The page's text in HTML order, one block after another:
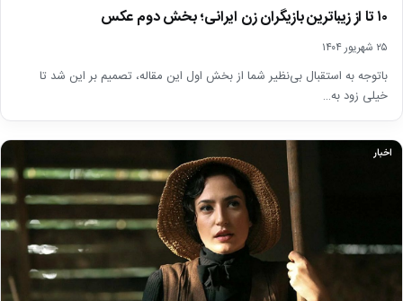
۱۰ تا از زیباترین بازیگران زن ایرانی؛ بخش دوم عکس
۲۵ شهریور ۱۴۰۴
باتوجه به استقبال بی‌نظیر شما از بخش اول این مقاله، تصمیم بر این شد تا
خیلی زود به…
اخبار